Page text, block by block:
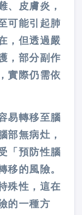
、皮膚炎，
可能引起肺
，但透過嚴
，部分副作
實際仍需依
易轉移至腦
部無病灶，
「預防性腦
移的風險。
殊性，這在
的一種方